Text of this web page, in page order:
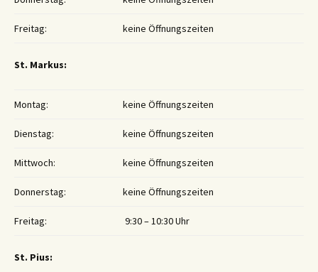
Freitag: keine Öffnungszeiten
St. Markus:
Montag: keine Öffnungszeiten
Dienstag: keine Öffnungszeiten
Mittwoch: keine Öffnungszeiten
Donnerstag: keine Öffnungszeiten
Freitag: 9:30 – 10:30 Uhr
St. Pius: